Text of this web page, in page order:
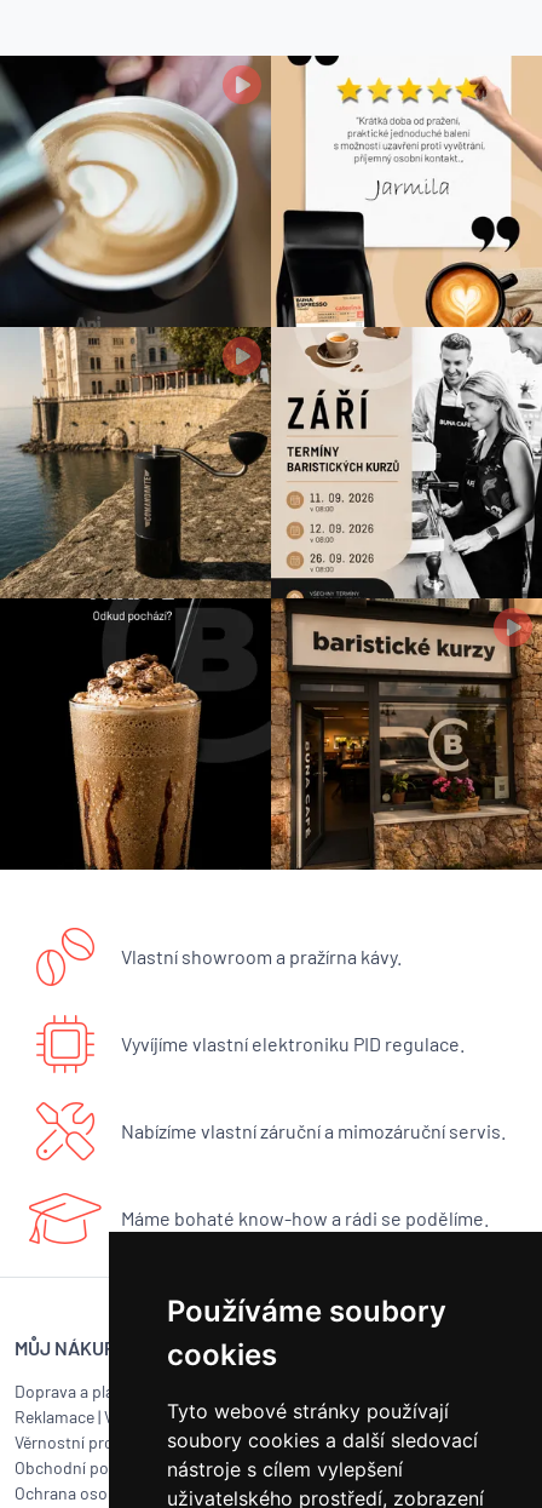
Používáme soubory
cookies
Tyto webové stránky používají
soubory cookies a další sledovací
nástroje s cílem vylepšení
uživatelského prostředí, zobrazení
Vlastní showroom a pražírna kávy.
Vyvíjíme vlastní elektroniku PID regulace.
Nabízíme vlastní záruční a mimozáruční servis.
Máme bohaté know-how a rádi se podělíme.
MŮJ NÁKUP
Doprava a platba
Reklamace|Vrácení zboží
Věrnostní program
Obchodní podmínky
Ochrana osobních údajů
Objednat servis
Jak připravit balík na přepravu?
Čištění a údržba
Kariéra